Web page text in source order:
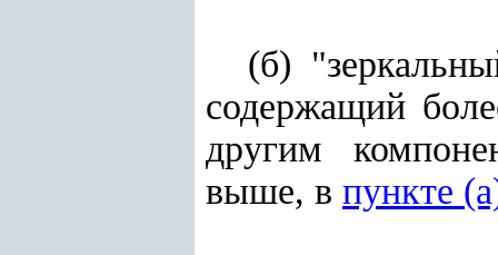
(б)
содержащий
другим
выше, в пункте